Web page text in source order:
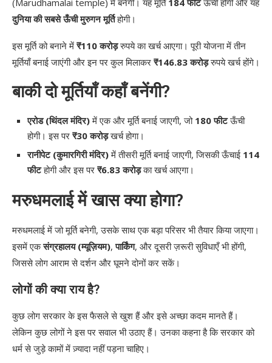
(Marudhamalai temple) में बनेगी। यह मूर्ति 184 फीटऊँची होगी और यह
दुनिया की सबसे ऊँची मुरुगन मूर्तिहोगी।
इस मूर्ति को बनाने में ₹110 करोड़रुपये का खर्च आएगा। पूरी योजना में तीन
मूर्तियाँ बनाई जाएंगी और इन पर कुल मिलाकर ₹146.83 करोड़रुपये खर्च होंगे।
बाकी दो मूर्तियाँ कहाँ बनेंगी?
एरोड (थिंदल मंदिर)में एक और मूर्ति बनाई जाएगी, जो 180 फीटऊँची
होगी। इस पर ₹30 करोड़खर्च होगा।
रानीपेट (कुमारगिरी मंदिर)में तीसरी मूर्ति बनाई जाएगी, जिसकी ऊँचाई 114
फीटहोगी और इस पर ₹6.83 करोड़का खर्च आएगा।
मरुधमलाई में खास क्या होगा?
मरुधमलाई में जो मूर्ति बनेगी, उसके साथ एक बड़ा परिसर भी तैयार किया जाएगा।
इसमें एकसंग्रहालय (म्यूज़ियम),पार्किंग, और दूसरी ज़रूरी सुविधाएँ भी होंगी,
जिससे लोग आराम से दर्शन और घूमने दोनों कर सकें।
लोगों की क्या राय है?
कुछ लोग सरकार के इस फैसले से खुश हैं और इसे अच्छा कदम मानते हैं।
लेकिन कुछ लोगों ने इस पर सवाल भी उठाए हैं। उनका कहना है कि सरकार को
धर्म से जुड़े कामों में ज़्यादा नहीं पड़ना चाहिए।